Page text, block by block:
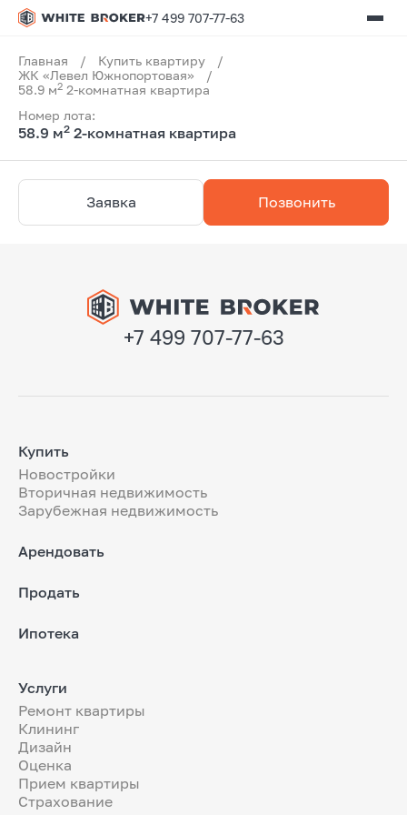
+7 499 707-77-63
Главная / Купить квартиру
/
ЖК «Левел Южнопортовая»
/
58.9 м2 2-комнатная квартира
Номер лота:
58.9 м2 2-комнатная квартира
Заявка Позвонить
+7 499 707-77-63
Купить
Новостройки
Вторичная недвижимость
Зарубежная недвижимость
Арендовать
Продать
Ипотека
Услуги
Ремонт квартиры
Клининг
Дизайн
Оценка
Прием квартиры
Страхование